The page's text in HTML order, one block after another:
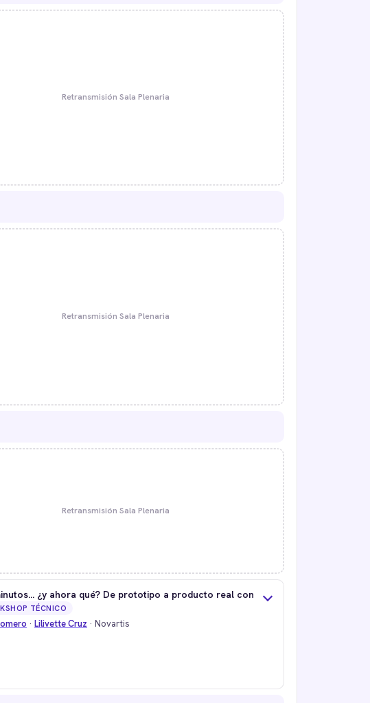
Retransmisión Sala Plenaria
Retransmisión Sala Plenaria
Retransmisión Sala Plenaria
¿y ahora qué? De prototipo a producto real con
TÉCNICO
· Lilivette Cruz · Novartis